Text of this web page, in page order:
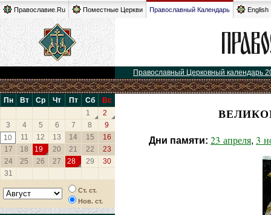
Православие.Ru Поместные Церкви Православный Календарь English
Православный Церковный календарь
Пн Вт Ср Чт Пт Сб
Вс
1
2
3
4 5 6 7 8
9
10
11 12 13 14 15
16
17
18 19 20 21 22
23
24
25 26 27 28 29
30
31
Ст. ст.
Нов. ст.
Дни памяти: 23 апреля, 3